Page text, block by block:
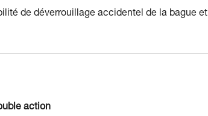
de déverrouillage accidentel de la bague et
action